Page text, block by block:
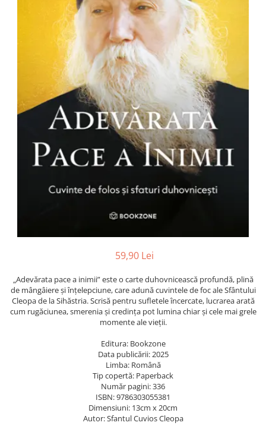
Corectoare și lipici
Mine și rezerve
Cretă școlară și creativă
Accesorii școlare
Coperți caiete si cărți
Etichete școlare
Carnete pentru elevi
Lupe și articole educative
Globuri pământești
Cutii sandwich și caserole
Termosuri
Pahare și sticle pentru scoală
Caiete matematică
Caiete muzică
Caiete geografie și biologie
Blocuri de desen școlare
Hârtie pentru lucru manual
Accesorii geometrie și matematică
59,90 Lei
„Adevărata pace a inimii” este o carte duhovnicească profundă, plină
de mângâiere și înțelepciune, care adună cuvintele de foc ale Sfântului
Cleopa de la Sihăstria. Scrisă pentru sufletele încercate, lucrarea arată
cum rugăciunea, smerenia și credința pot lumina chiar și cele mai grele
momente ale vieții.
Editura: Bookzone
Data publicării: 2025
Limba: Română
Tip copertă: Paperback
Număr pagini: 336
ISBN: 9786303055381
Dimensiuni: 13cm x 20cm
Autor: Sfantul Cuvios Cleopa